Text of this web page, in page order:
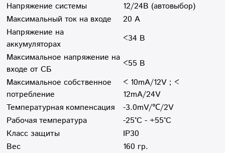
Напряжение системы
12/24В (автовыбор)
Максимальный ток на входе
20 А
Напряжение на
аккумуляторах
<34 В
Максимальное напряжение на
входе от СБ
<55 В
Максимальное собственное
потребление
< 10mA/12V；<
12mA/24V
Температурная компенсация
-3.0mV/℃/2V
Рабочая температура
-25°С - +55°С
Класс защиты
IP30
Вес
160 гр.